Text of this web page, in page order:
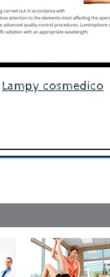
Lampy cosmedico